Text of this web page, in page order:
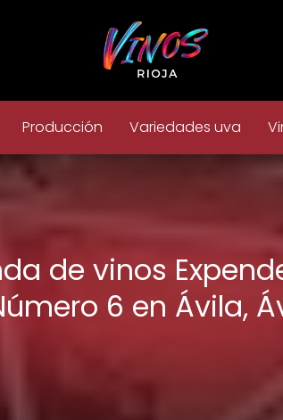
Producción Variedades uva
de vinos
6 en Ávila,